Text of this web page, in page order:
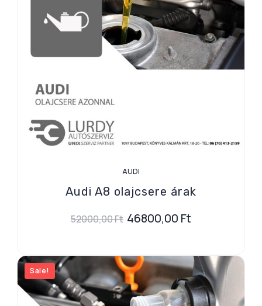
AUDI
Audi A8 olajcsere árak
52000,00Ft 46800,00 Ft
Sale!